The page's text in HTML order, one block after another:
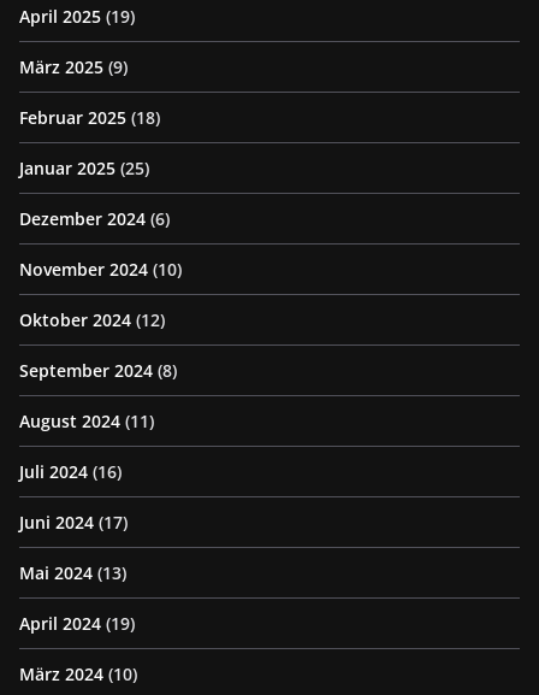
April 2025 (19)
März 2025 (9)
Februar 2025 (18)
Januar 2025 (25)
Dezember 2024 (6)
November 2024 (10)
Oktober 2024 (12)
September 2024 (8)
August 2024 (11)
Juli 2024 (16)
Juni 2024 (17)
Mai 2024 (13)
April 2024 (19)
März 2024 (10)